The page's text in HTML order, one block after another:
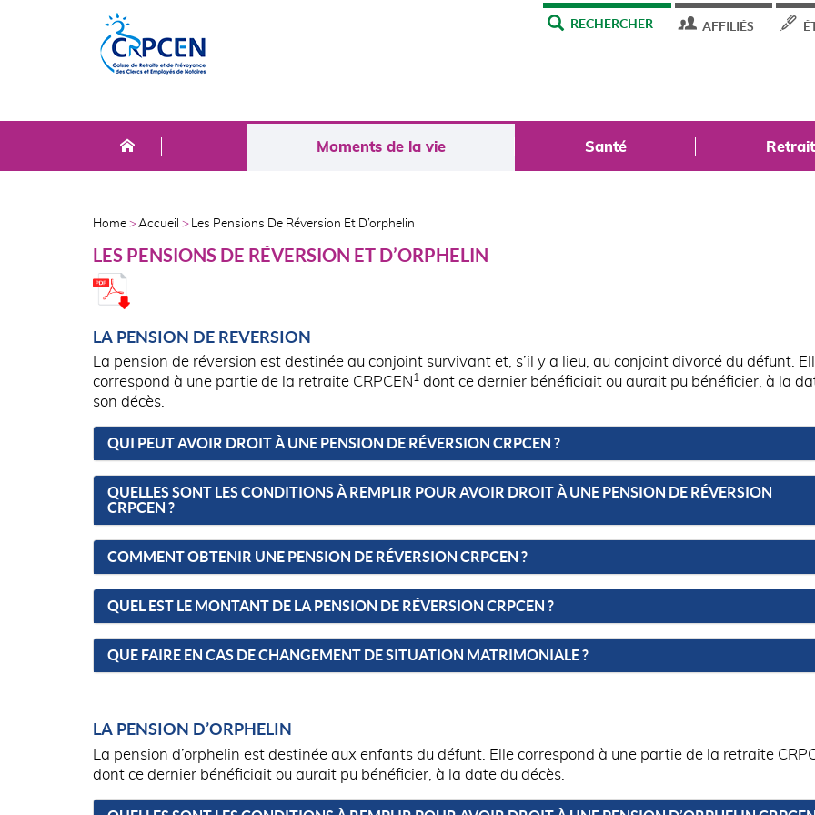
Skip
to
main
Aller
au
contenu
MENURECHERCHER AFFILIÉS
Moments de la vie Santé
D'ARIANE
Home Accueil Les Pensions De Réversion Et D’orphelin
LES PENSIONS DE RÉVERSION ET D’ORPHELIN
LA PENSION DE REVERSION
La pension de réversion est destinée au conjoint survivant et, s’il y a lieu, au conjoint divorcé du défunt.
correspond à une partie de la retraite CRPCEN 1 dont ce dernier bénéficiait ou aurait pu bénéficier, à la
son décès.
QUI PEUT AVOIR DROIT À UNE PENSION DE RÉVERSION CRPCEN ?
QUELLES SONT LES CONDITIONS À REMPLIR POUR AVOIR DROIT À UNE PENSION DE RÉVERSION
CRPCEN ?
COMMENT OBTENIR UNE PENSION DE RÉVERSION CRPCEN ?
QUEL EST LE MONTANT DE LA PENSION DE RÉVERSION CRPCEN ?
QUE FAIRE EN CAS DE CHANGEMENT DE SITUATION MATRIMONIALE ?
LA PENSION D’ORPHELIN
La pension d’orphelin est destinée aux enfants du défunt. Elle correspond à une partie de la retraite
dont ce dernier bénéficiait ou aurait pu bénéficier, à la date du décès.